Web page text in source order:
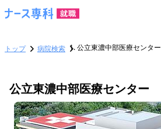
トップ 病院検索 公立東濃中部医療センター
公立東濃中部医療センター